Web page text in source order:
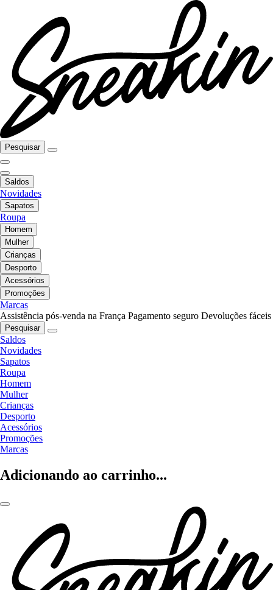
Pesquisar
Saldos
Novidades
Sapatos
Roupa
Homem
Mulher
Crianças
Desporto
Acessórios
Promoções
Marcas
Assistência pós-venda na França Pagamento seguro Devoluções fáceis
Pesquisar
Saldos
Novidades
Sapatos
Roupa
Homem
Mulher
Crianças
Desporto
Acessórios
Promoções
Marcas
Adicionando ao carrinho...